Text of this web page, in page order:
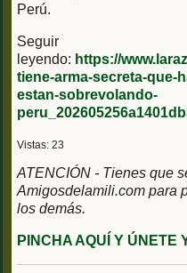
Perú.
Seguir
leyendo: https://
tiene-arma-secreta-que-
estan-sobrevolando-
Vistas: 23
ATENCIÓN - Tienes que
Amigosdelamili.com para
los demás.
PINCHA AQUÍ Y